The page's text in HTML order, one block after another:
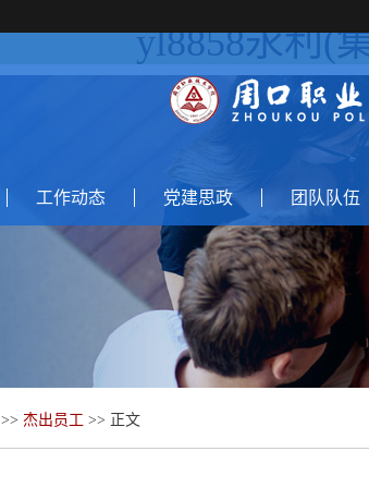
yl8858永利(
工作动态 党建思政 团队队伍
>> 杰出员工 >> 正文